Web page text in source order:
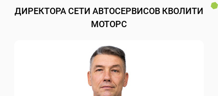
ДИРЕКТОРА СЕТИ АВТОСЕРВИСОВ КВОЛИТИ
МОТОРС